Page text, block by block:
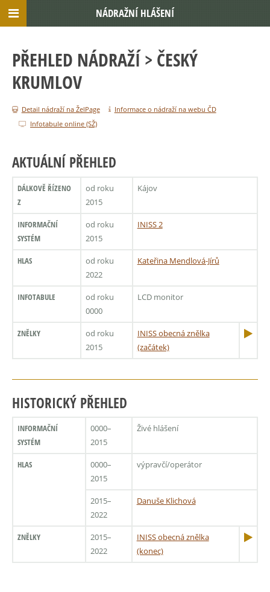
PŘEHLED NÁDRAŽÍ > ČESKÝ
KRUMLOV
Detail nádraží na ŽelPage
Informace o nádraží na webu ČD
Infotabule online (SŽ)
AKTUÁLNÍ PŘEHLED
DÁLKOVĚ ŘÍZENO
Z
od roku
2015
Kájov
INFORMAČNÍ
SYSTÉM
od roku
2015
INISS 2
HLAS
od roku
2022
Kateřina Mendlová-Jírů
INFOTABULE
od roku
0000
LCD monitor
ZNĚLKY
od roku
2015
INISS obecná znělka
(začátek)
HISTORICKÝ PŘEHLED
INFORMAČNÍ
SYSTÉM
0000–
2015
Živé hlášení
HLAS
0000–
2015
výpravčí/operátor
2015–
2022
Danuše Klichová
ZNĚLKY
2015–
2022
INISS obecná znělka
(konec)
NÁDRAŽNÍ HLÁŠENÍ